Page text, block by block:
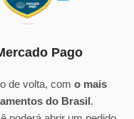
Pago
de volta, com o mais
do Brasil.